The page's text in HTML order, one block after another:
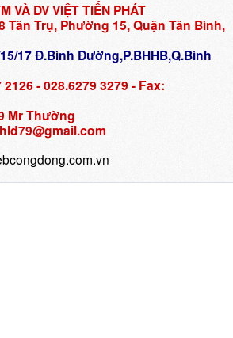
VÀ DV VIỆT TIẾN PHÁT
Tân Trụ, Phường 15, Quận Tân Bình,
17 Đ.Bình Đường,P.BHHB,Q.Bình
- 028.6279 3279 - Fax:
Mr Thường